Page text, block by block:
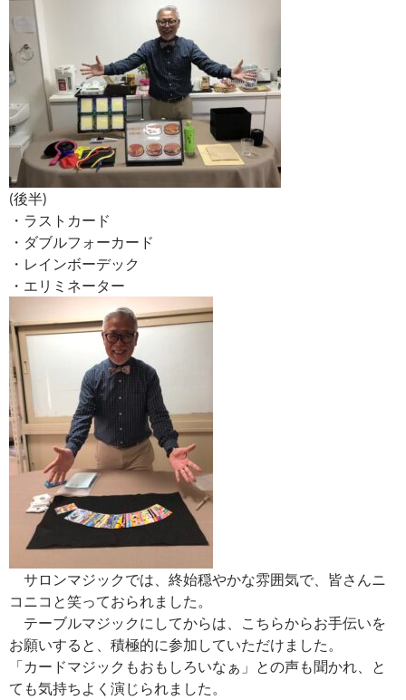
(後半)
・ラストカード
・ダブルフォーカード
・レインボーデック
・エリミネーター
サロンマジックでは、終始穏やかな雰囲気で、皆さんニ
コニコと笑っておられました。
テーブルマジックにしてからは、こちらからお手伝いを
お願いすると、積極的に参加していただけました。
「カードマジックもおもしろいなぁ」との声も聞かれ、と
ても気持ちよく演じられました。